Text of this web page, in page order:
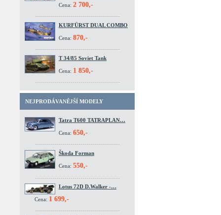
Cena: 2 700,-
KURFÜRST DUAL COMBO
Cena: 870,-
T 34/85 Soviet Tank
Cena: 1 850,-
NEJPRODÁVANĚJŠÍ MODELY
Tatra T600 TATRAPLAN…
Cena: 650,-
Škoda Forman
Cena: 550,-
Lotus 72D D.Walker -…
Cena: 1 699,-